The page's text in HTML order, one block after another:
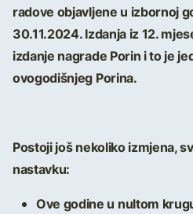
radove objavljene u izbornoj
30.11.2024. Izdanja iz 12.
izdanje nagrade Porin i to je
ovogodišnjeg Porina.
Postoji još nekoliko izmjena,
nastavku:
Ove godine u nultom